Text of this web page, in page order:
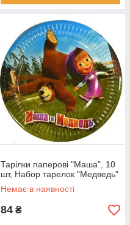
Тарілки паперові "Маша", 10
шт, Набор тарелок "Медведь"
Немає в наявності
84 ₴